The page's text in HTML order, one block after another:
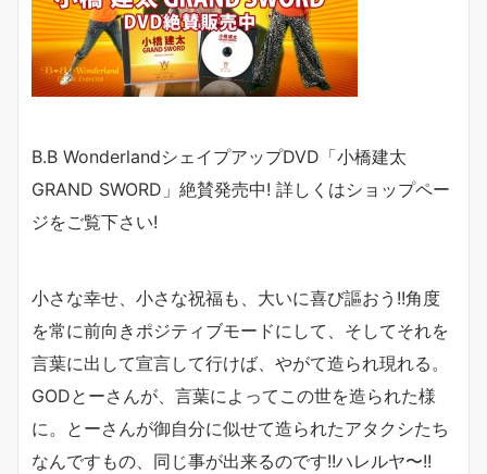
B.B WonderlandシェイプアップDVD「小橋建太
GRAND SWORD 」絶賛発売中! 詳しくはショップペー
ジをご覧下さい!
小さな幸せ、小さな祝福も、大いに喜び謳おう!!角度
を常に前向きポジティブモードにして、そしてそれを
言葉に出して宣言して行けば、やがて造られ現れる。
GODとーさんが、言葉によってこの世を造られた様
に。とーさんが御自分に似せて造られたアタクシたち
なんですもの、同じ事が出来るのです!!ハレルヤ〜!!